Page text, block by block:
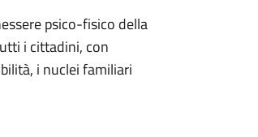
psico-fisico della
i cittadini, con
i nuclei familiari